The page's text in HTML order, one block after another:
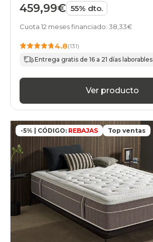
459,99€ 55% dto.
Cuota 12 meses financiado: 38,33€
4.8(131)
Entrega gratis de 16 a 21 días laborables
Ver producto
-5% | CÓDIGO: REBAJAS Top ventas